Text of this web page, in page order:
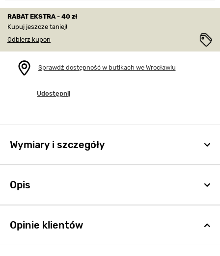
RABAT EKSTRA - 40 zł
Kupuj jeszcze taniej!
Odbierz kupon
Sprawdź dostępność w butikach we Wrocławiu
Udostępnij
Wymiary i szczegóły
Opis
Opinie klientów